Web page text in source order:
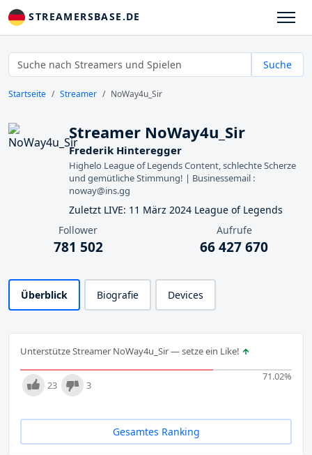
STREAMERSBASE.DE
Suche
Startseite Streamer NoWay4u_Sir
Streamer NoWay4u_Sir
Frederik Hinteregger
Highelo League of Legends Content, schlechte Scherze
und gemütliche Stimmung! | Businessemail :
noway@ins.gg
Zuletzt LIVE: 11 März 2024 League of Legends
Follower
781 502
Aufrufe
66 427 670
Überblick Biografie Devices
Unterstütze Streamer NoWay4u_Sir — setze ein Like!
71.02%
23 3
Gesamtes Ranking